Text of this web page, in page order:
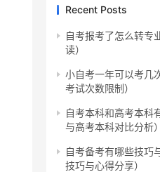
Recent Posts
自考报考了怎么转专
读）
小自考一年可以考几
考试次数限制）
自考本科和高考本科
与高考本科对比分析）
自考备考有哪些技巧
技巧与心得分享）